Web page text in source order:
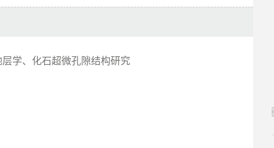
学、化石超微孔隙结构研究